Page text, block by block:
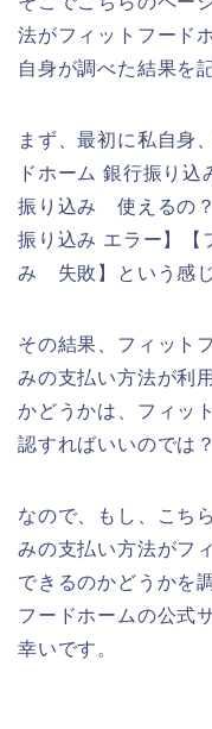
法がフィットフード
自身が調べた結果を
まず、最初に私自身
ドホーム 銀行振り
振り込み 使えるの
振り込み エラー】【
み 失敗】という感じ
その結果、フィット
みの支払い方法が利
かどうかは、フィッ
認すればいいのでは
なので、もし、こち
みの支払い方法がフ
できるのかどうかを
フードホームの公式
幸いです。